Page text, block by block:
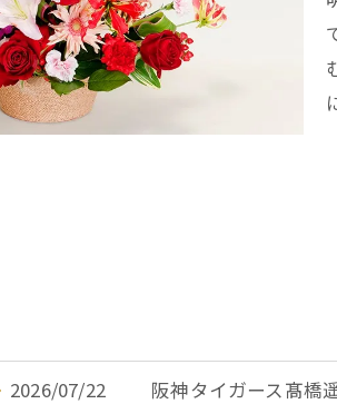
2026/07/22 阪神タイガース髙橋